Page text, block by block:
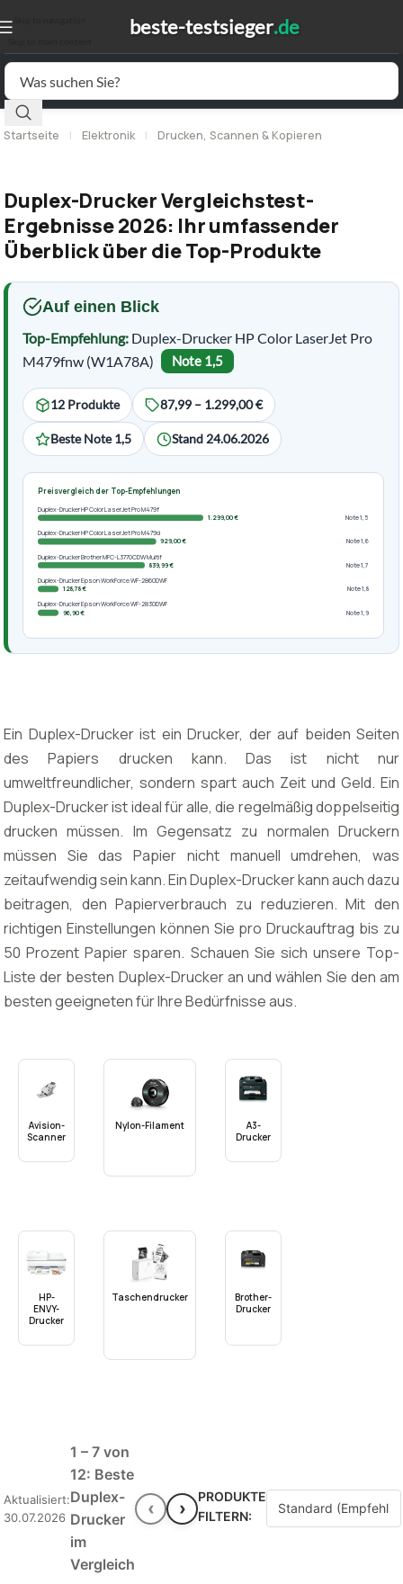
Startseite | Elektronik | Drucken, Scannen & Kopieren
Duplex-Drucker Vergleichstest-
Ergebnisse 2026: Ihr umfassender
Überblick über die Top-Produkte
Auf einen Blick
Top-Empfehlung: Duplex-Drucker HP Color LaserJet Pro
M479fnw (W1A78A)
Note 1,5
12 Produkte 87,99 – 1.299,00 €
Beste Note 1,5 Stand 24.06.2026
Preisvergleich der Top-Empfehlungen
Duplex-Drucker HP Color LaserJet Pro M479f
1.299,00 €
Note 1,5
Duplex-Drucker HP Color LaserJet Pro M479d
929,00 €
Note 1,6
Duplex-Drucker Brother MFC-L3770CDW Multif
839,99 €
Note 1,7
Duplex-Drucker Epson WorkForce WF-2860DWF
128,78 €
Note 1,8
Duplex-Drucker Epson WorkForce WF-2830DWF
96,90 €
Note 1,9
Ein Duplex-Drucker ist ein Drucker, der auf beiden Seiten
des Papiers drucken kann. Das ist nicht nur
umweltfreundlicher, sondern spart auch Zeit und Geld. Ein
Duplex-Drucker ist ideal für alle, die regelmäßig doppelseitig
drucken müssen. Im Gegensatz zu normalen Druckern
müssen Sie das Papier nicht manuell umdrehen, was
zeitaufwendig sein kann. Ein Duplex-Drucker kann auch dazu
beitragen, den Papierverbrauch zu reduzieren. Mit den
richtigen Einstellungen können Sie pro Druckauftrag bis zu
50 Prozent Papier sparen. Schauen Sie sich unsere Top-
Liste der besten Duplex-Drucker an und wählen Sie den am
besten geeigneten für Ihre Bedürfnisse aus.
Avision-
Scanner
Nylon-Filament
A3-
Drucker
HP-
ENVY-
Drucker
Taschendrucker
Brother-
Drucker
Aktualisiert:
30.07.2026
1 – 7 von
12: Beste
Duplex-
Drucker
im
Vergleich
‹ ›
PRODUKTE
FILTERN: